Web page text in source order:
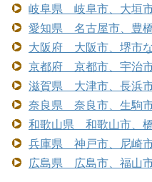
岐阜県 岐阜市、大垣
愛知県 名古屋市、豊
大阪府 大阪市、堺市
京都府 京都市、宇治
滋賀県 大津市、長浜
奈良県 奈良市、生駒
和歌山県 和歌山市、
兵庫県 神戸市、尼崎
広島県 広島市、福山